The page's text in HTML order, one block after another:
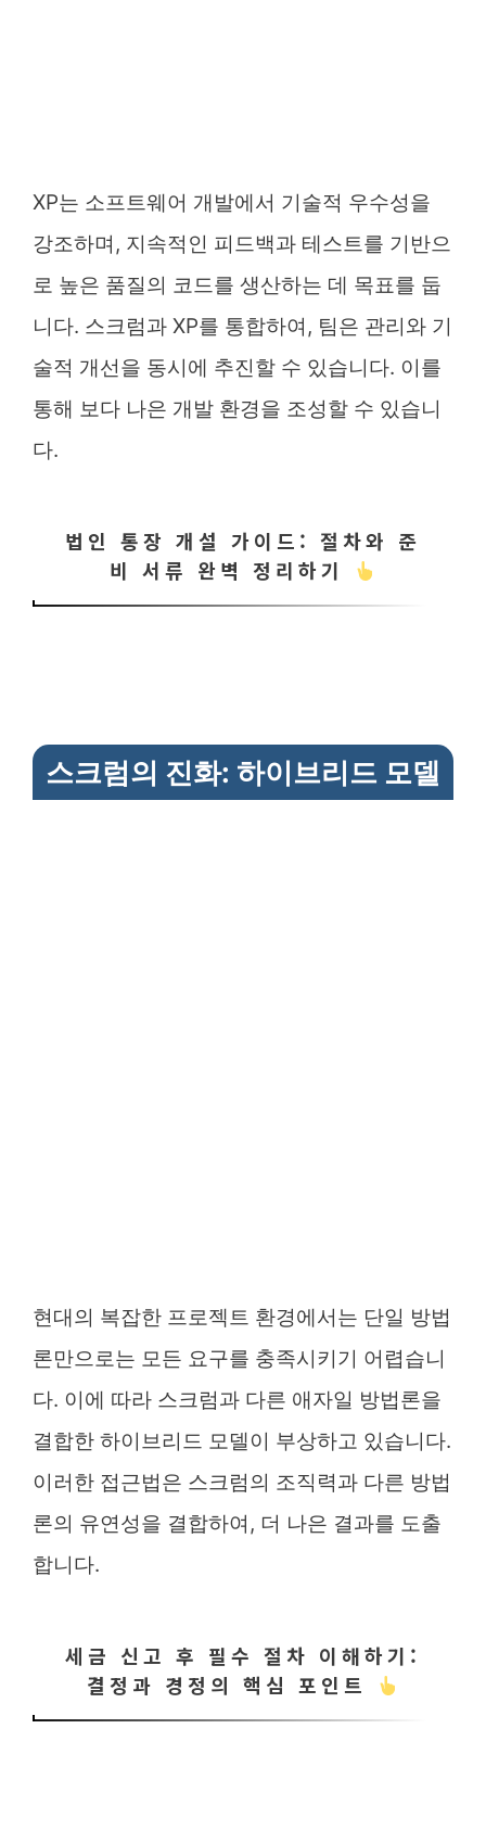
XP는 소프트웨어 개발에서 기술적 우수성을
강조하며, 지속적인 피드백과 테스트를 기반으
로 높은 품질의 코드를 생산하는 데 목표를 둡
니다. 스크럼과 XP를 통합하여, 팀은 관리와 기
술적 개선을 동시에 추진할 수 있습니다. 이를
통해 보다 나은 개발 환경을 조성할 수 있습니
다.
법인 통장 개설 가이드: 절차와 준
비 서류 완벽 정리하기
스크럼의 진화: 하이브리드 모델
현대의 복잡한 프로젝트 환경에서는 단일 방법
론만으로는 모든 요구를 충족시키기 어렵습니
다. 이에 따라 스크럼과 다른 애자일 방법론을
결합한 하이브리드 모델이 부상하고 있습니다.
이러한 접근법은 스크럼의 조직력과 다른 방법
론의 유연성을 결합하여, 더 나은 결과를 도출
합니다.
세금 신고 후 필수 절차 이해하기:
결정과 경정의 핵심 포인트